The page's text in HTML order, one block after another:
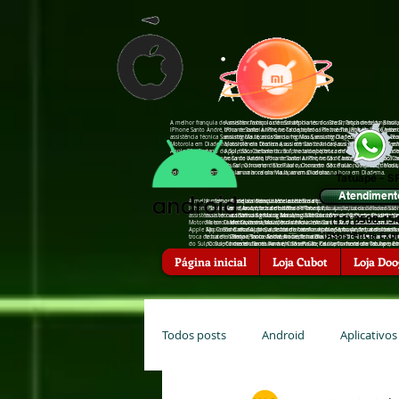
A melhor franquia de assistência técnica de Smartphones do Brasil,
IPhone Santo André, troca de bateria IPhone Tatuapé, troca de
assistência †écnica Sansumg Mauá, assistência †écnica Sansumg
Motorola em Diadema, assistência †écnica Asus em Santo André,
Apple São Caetano do Sul, troca de bateria zenfone tatuapé, troca
troca de bateria iPhone Santo André, troca de bateria iPhone São
do Sul, Conserto de celular na hora em São Paulo, Conserto de
celular na hora em Mauá, arrumar celular na hora em Diadema.
A melhor franquia de assistência técnica de Smartphones do Brasil, Troca de tela
IPhone Santo André, troca de bateria IPhone Tatuapé, troca de bateria IPhone
assistência †écnica Sansumg Mauá, assistência †écnica Sansumg Diadema,
Motorola em Diadema, assistência †écnica Asus em Santo André, assistência
Apple São Caetano do Sul, troca de bateria zenfone tatuapé, troca de bateria
troca de bateria iPhone Santo André, troca de bateria iPhone São Caetano do
do Sul, Conserto de celular na hora em São Paulo, Conserto de celular na hora
celular na hora em Mauá, arrumar celular na hora em Diadema.
A melhor franquia de assistência técnica de Smartphones do
em Mauá, troca de bateria IPhone Santo André, troca de bateria
assistência †écnica Sansumg São Bernardo do Campo,
Motorola em Mauá, assistência †écnica Motorola em Diadema,
†écnica Apple, assistência †écnica Apple Santo André,
Campo, troca de bateria zenfone Diadema, troca de bateria
hora em Santo André, Conserto de celular na hora em Tatuapé,
Diadema, arrumar celular na hora em Santo André, arrumar
A melhor franquia de assistência técnica de Smartphones do Brasil, Troca
IPhone Santo André, troca de bateria IPhone Tatuapé, troca de bateria
assistência †écnica Sansumg Mauá, assistência †écnica Sansumg
Motorola em Diadema, assistência †écnica Asus em Santo André,
Apple São Caetano do Sul, troca de bateria zenfone tatuapé, troca de
troca de bateria iPhone Santo André, troca de bateria iPhone São
do Sul, Conserto de celular na hora em São Paulo, Conserto de celular na
celular na hora em Mauá, arrumar celular na hora em Diadema.
A melhor franquia de assistência técnica de Smartphones do Brasil, Troca de tela na
IPhone Santo André, troca de bateria IPhone Tatuapé, troca de bateria IPhone São
assistência †écnica Sansumg Mauá, assistência †écnica Sansumg Diadema, assistência
Motorola em Diadema, assistência †écnica Asus em Santo André, assistência †écnica
Apple São Caetano do Sul, troca de bateria zenfone tatuapé, troca de bateria zenfone
troca de bateria iPhone Santo André, troca de bateria iPhone São Caetano do Sul,
do Sul, Conserto de celular na hora em São Paulo, Conserto de celular na hora em
celular na hora em Mauá, arrumar celular na hora em Diadema.
Tatuapé -
(11) 3508-
(Assis†ência
Página inicial Loja Cubot Loja
Todos posts Android Aplicativos